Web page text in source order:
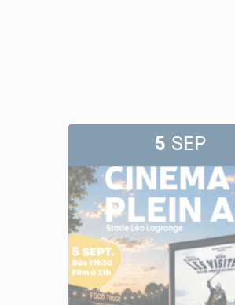
5 SEP